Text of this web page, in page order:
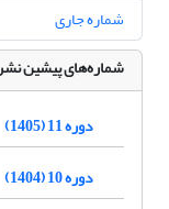
شماره جاری
شماره‌های پیشین
دوره 11 (1405)
دوره 10 (1404)